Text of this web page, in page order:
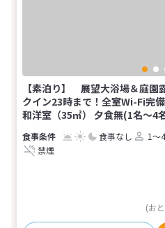
【素泊り】 展望大浴場＆庭
クイン23時まで！全室Wi-Fi完
和洋室（35㎡） 夕食無(1名～4
食事なし 1～
禁煙
(お